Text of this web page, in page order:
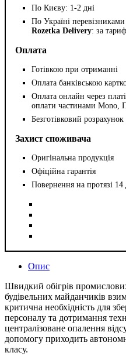
По Києву: 1-2 дні
По Україні перевізниками
Rozetka Delivery: за
Оплата
Готівкою при отриманні
Оплата банківською
Оплата онлайн через
оплати частинами Mono,
Безготівковий розрахунок
Захист споживача
Оригінальна продукція
Офіційна гарантія
Повернення на протязі 14
Опис
Швидкий обігрів
будівельних майданчиків
критична необхідність для
персоналу та дотримання
централізоване опалення
допомогу приходить
класу.